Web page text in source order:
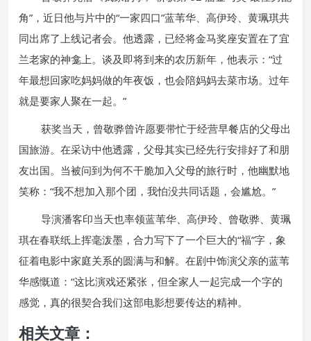
角”，近日他与片中的“一家四口”蓝苇华、高伊玲、黄珮琪共
同出席了上线记者会。他透露，已经将金马奖座安置在了宜
兰老家的神龛上。谈及即将到来的农历新年，他表示：“过
年最想回家吃妈妈做的年夜饭，也会陪妈妈去菜市场。过年
就是要家人聚在一起。”
获奖当天，曾敬骅曾许愿要带忙于经营早餐店的父母出
国旅游。在采访中他透露，父母其实已经先行安排好了和朋
友出国。当被问到为何不干脆加入父母的旅行时，他幽默地
笑称：“我不想加入那个团，我怕没共同话题，会尴尬。”
导演潘客印当天也率领蓝苇华、高伊玲、曾敬骅、黄珮
琪在春联纸上挥毫泼墨，合力写下了一个巨大的“福”字，象
征着电影中家庭关系的圆满与和解。在剧中饰演父亲的蓝苇
华感慨道：“这比演戏还紧张，但全家人一起完成一个字的
感觉，真的很契合我们这部电影想要传达的精神。
相关文章：